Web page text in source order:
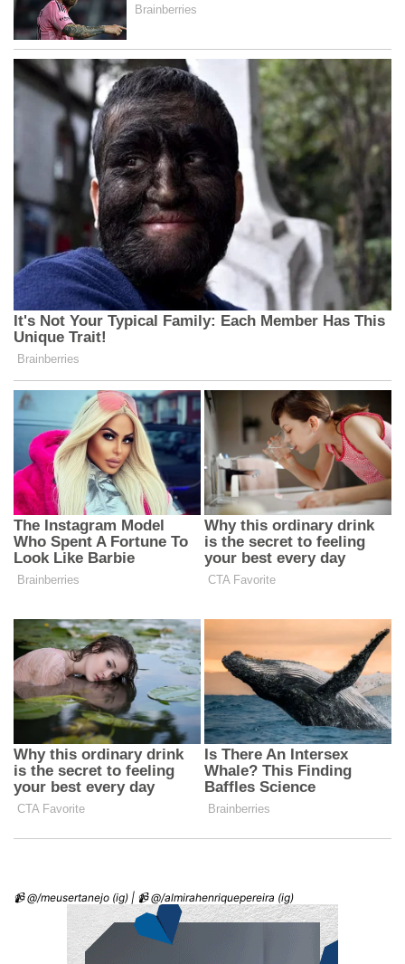
📹 @/meusertanejo (ig) | 📹 @/almirahenriquepereira (ig)